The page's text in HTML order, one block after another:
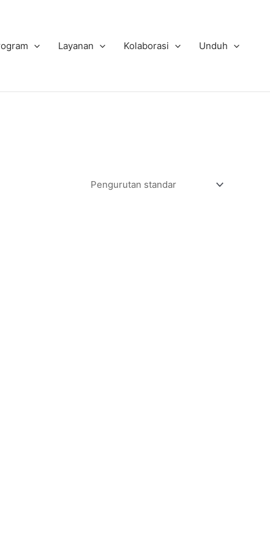
Layanan Kolaborasi Unduh